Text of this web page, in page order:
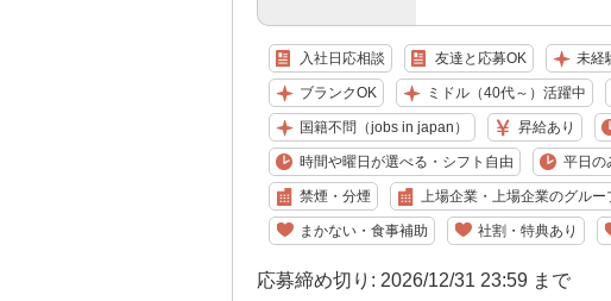
入社日応相談 友達と応募OK 未経
ブランクOK ミドル（40代～）活躍中
国籍不問（jobs in japan） 昇給あり
時間や曜日が選べる・シフト自由 平日の
禁煙・分煙 上場企業・上場企業のグルー
まかない・食事補助 社割・特典あり
応募締め切り: 2026/12/31 23:59 まで